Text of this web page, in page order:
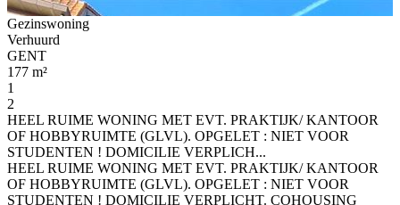
Gezinswoning
Verhuurd
GENT
177 m²
1
2
HEEL RUIME WONING MET EVT. PRAKTIJK/ KANTOOR
OF HOBBYRUIMTE (GLVL). OPGELET : NIET VOOR
STUDENTEN ! DOMICILIE VERPLICH...
HEEL RUIME WONING MET EVT. PRAKTIJK/ KANTOOR
OF HOBBYRUIMTE (GLVL). OPGELET : NIET VOOR
STUDENTEN ! DOMICILIE VERPLICHT. COHOUSING